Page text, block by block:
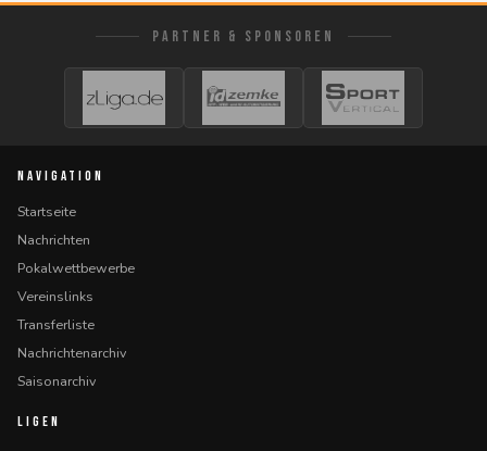
PARTNER & SPONSOREN
NAVIGATION
Startseite
Nachrichten
Pokalwettbewerbe
Vereinslinks
Transferliste
Nachrichtenarchiv
Saisonarchiv
LIGEN